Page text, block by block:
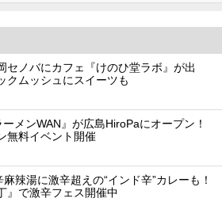
セノバにカフェ『けのひ堂ラボ』が出
クムッシュにスイーツも
メンWAN』が広島HiroPaにオープン！
無料イベント開催
辣湯に激辛超えの“インド辛”カレーも！
』で激辛フェス開催中